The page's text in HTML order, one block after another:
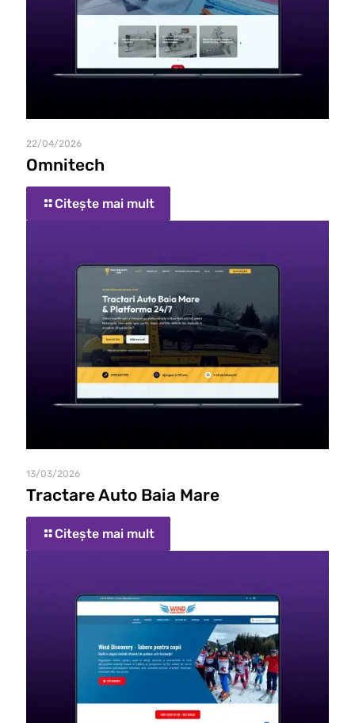
22/04/2026
Omnitech
Citește mai mult
13/03/2026
Tractare Auto Baia Mare
Citește mai mult